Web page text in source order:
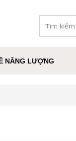
NĂNG LƯỢNG